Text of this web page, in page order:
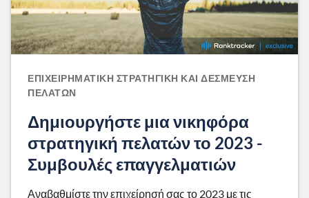
ΕΠΙΧΕΙΡΗΜΑΤΙΚΉ ΣΤΡΑΤΗΓΙΚΉ ΚΑΙ ΔΈΣΜΕΥΣΗ
ΠΕΛΑΤΏΝ
Δημιουργήστε μια νικηφόρα
στρατηγική πελατών το 2023 -
Συμβουλές επαγγελματιών
Αναβαθμίστε την επιχείρησή σας το 2023 με τις